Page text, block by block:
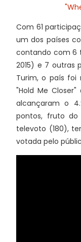
Com 61
um dos países
contando com 6
2015) e 7 outras
Turim, o país foi
"Hold Me
alcançaram o
pontos, fruto
televoto (180),
votada pelo